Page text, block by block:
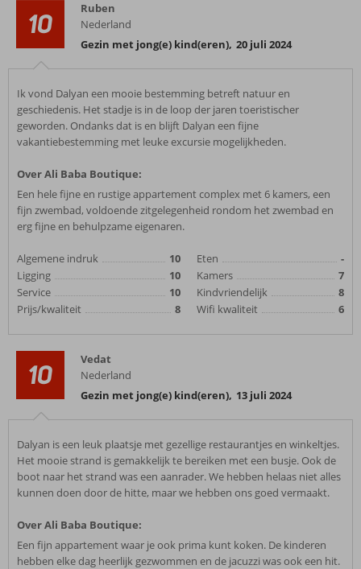
10
Ruben
Nederland
Gezin met jong(e) kind(eren), 20 juli 2024
Ik vond Dalyan een mooie bestemming betreft natuur en
geschiedenis. Het stadje is in de loop der jaren toeristischer
geworden. Ondanks dat is en blijft Dalyan een fijne
vakantiebestemming met leuke excursie mogelijkheden.
Over Ali Baba Boutique:
Een hele fijne en rustige appartement complex met 6 kamers, een
fijn zwembad, voldoende zitgelegenheid rondom het zwembad en
erg fijne en behulpzame eigenaren.
Algemene indruk
10
Ligging
10
Service
10
Prijs/kwaliteit
8
Eten
-
Kamers
7
Kindvriendelijk
8
Wifi kwaliteit
6
10
Vedat
Nederland
Gezin met jong(e) kind(eren), 13 juli 2024
Dalyan is een leuk plaatsje met gezellige restaurantjes en winkeltjes.
Het mooie strand is gemakkelijk te bereiken met een busje. Ook de
boot naar het strand was een aanrader. We hebben helaas niet alles
kunnen doen door de hitte, maar we hebben ons goed vermaakt.
Over Ali Baba Boutique:
Een fijn appartement waar je ook prima kunt koken. De kinderen
hebben elke dag heerlijk gezwommen en de jacuzzi was ook een hit.